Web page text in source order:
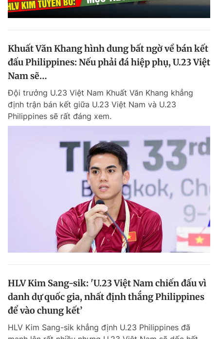
Khuất Văn Khang hình dung bất ngờ về bán kết
đấu Philippines: Nếu phải đá hiệp phụ, U.23 Việt
Nam sẽ…
Đội trưởng U.23 Việt Nam Khuất Văn Khang khẳng
định trận bán kết giữa U.23 Việt Nam và U.23
Philippines sẽ rất đáng xem.
HLV Kim Sang-sik: 'U.23 Việt Nam chiến đấu vì
danh dự quốc gia, nhất định thắng Philippines
để vào chung kết’
HLV Kim Sang-sik khẳng định U.23 Philippines đã